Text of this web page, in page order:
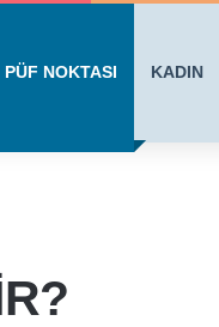
PÜF NOKTASI KADIN